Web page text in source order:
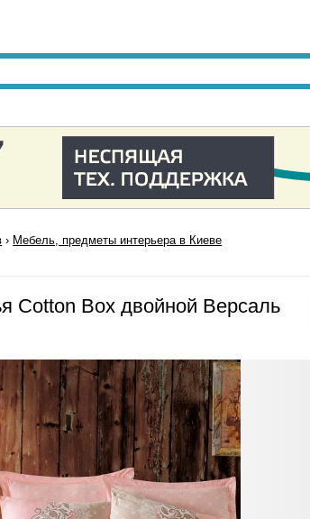
› Мебель, предметы интерьера в Киеве
Cotton Box двойной Версаль